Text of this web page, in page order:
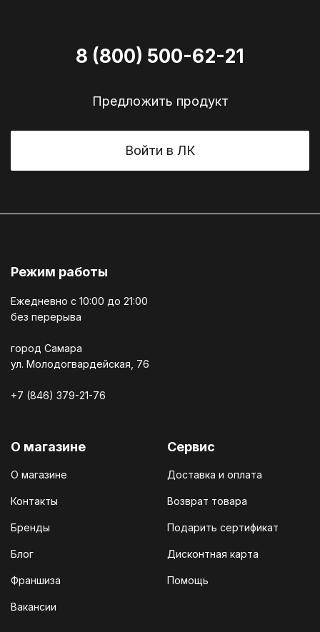
8 (800) 500-62-21
Предложить продукт
Войти в ЛК
Режим работы
Ежедневно c 10:00 до 21:00
без перерыва
город Самара
ул. Молодогвардейская, 76
+7 (846) 379-21-76
О магазине
О магазине
Контакты
Бренды
Блог
Франшиза
Вакансии
Сервис
Доставка и оплата
Возврат товара
Подарить сертификат
Дисконтная карта
Помощь